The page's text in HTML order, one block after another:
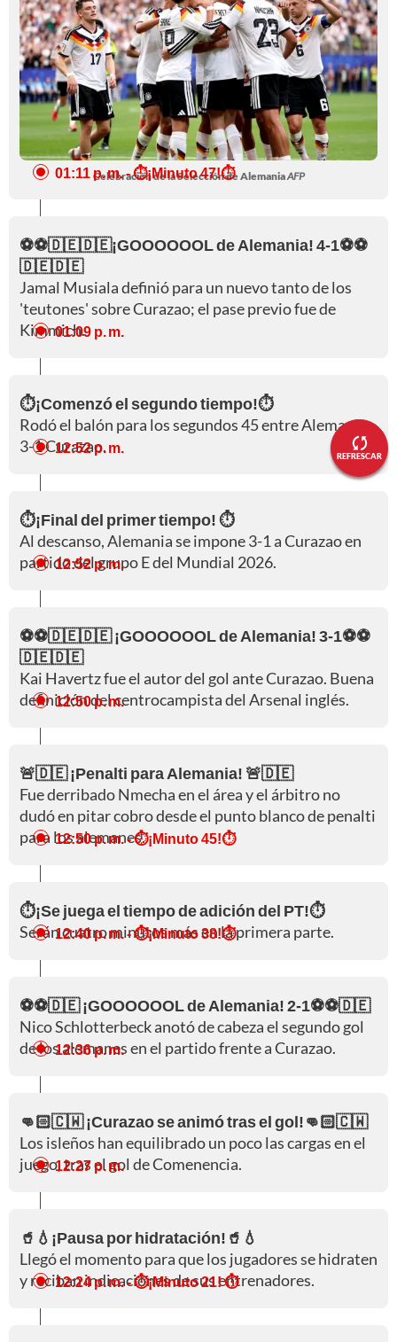
REFRESCAR
Celebración de la Selección de AlemaniaAFP
01:11 p. m.- ⏱️¡Minuto 47!⏱️
⚽⚽🇩🇪🇩🇪¡GOOOOOOL de Alemania! 4-1⚽⚽
🇩🇪🇩🇪
Jamal Musiala definió para un nuevo tanto de los
'teutones' sobre Curazao; el pase previo fue de
Kimmich.01:09 p. m.
⏱️¡Comenzó el segundo tiempo!⏱️
Rodó el balón para los segundos 45 entre Alemania
3-1 Curazao.
12:52 p. m.
⏱️¡Final del primer tiempo! ⏱️
Al descanso, Alemania se impone 3-1 a Curazao en
partido del grupo E del Mundial 2026.
12:52 p. m.
⚽⚽🇩🇪🇩🇪 ¡GOOOOOOL de Alemania! 3-1⚽⚽
🇩🇪🇩🇪
Kai Havertz fue el autor del gol ante Curazao. Buena
definición del centrocampista del Arsenal inglés.
12:50 p. m.
🚨🇩🇪 ¡Penalti para Alemania! 🚨🇩🇪
Fue derribado Nmecha en el área y el árbitro no
dudó en pitar cobro desde el punto blanco de penalti
para los alemanes.
12:50 p. m.- ⏱️¡Minuto 45!⏱️
⏱️¡Se juega el tiempo de adición del PT!⏱️
Serán cuatro minutos más en la primera parte.
12:40 p. m.- ⏱️¡Minuto 38!⏱️
⚽⚽🇩🇪 ¡GOOOOOOL de Alemania! 2-1⚽⚽🇩🇪
Nico Schlotterbeck anotó de cabeza el segundo gol
de los alemanes en el partido frente a Curazao.
12:36 p. m.
👊🏻🇨🇼 ¡Curazao se animó tras el gol!👊🏻🇨🇼
Los isleños han equilibrado un poco las cargas en el
juego, tras el gol de Comenencia.
12:27 p. m.
🥤💧¡Pausa por hidratación!🥤💧
Llegó el momento para que los jugadores se hidraten
y reciban indicaciones de sus entrenadores.
12:24 p. m.- ⏱️¡Minuto 21! ⏱️